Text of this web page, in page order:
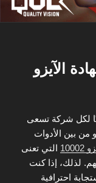
الآيزو
لكل شركة تسعى
من بين الأدوات
التي تعنى
لذلك، إذا كنت
احترافية